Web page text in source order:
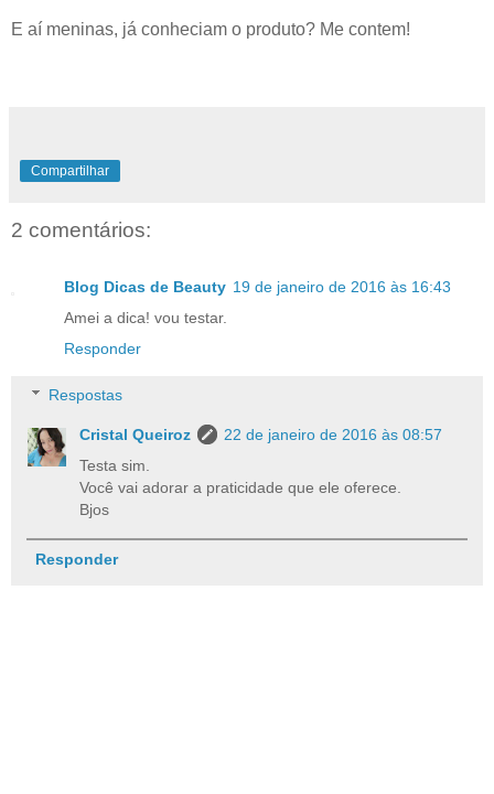
E aí meninas, já conheciam o produto? Me contem!
Compartilhar
2 comentários:
Blog Dicas de Beauty 19 de janeiro de 2016 às 16:43
Amei a dica! vou testar.
Responder
Respostas
Cristal Queiroz
22 de janeiro de 2016 às 08:57
Testa sim.
Você vai adorar a praticidade que ele oferece.
Bjos
Responder